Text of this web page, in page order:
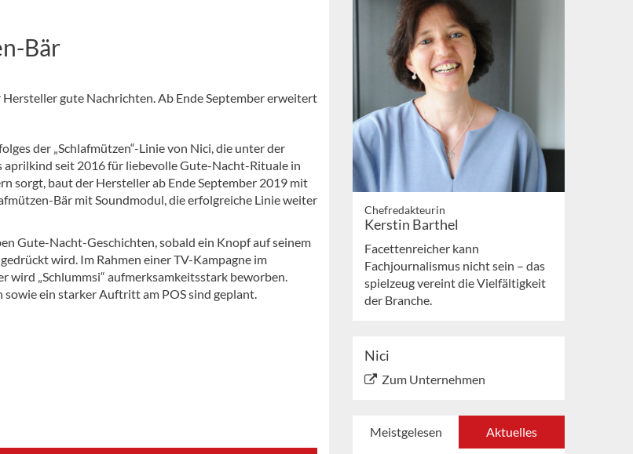
Bär
gute Nachrichten. Ab Ende September erweitert
der „Schlafmützen“-Linie von Nici, die unter der
aprilkind seit 2016 für liebevolle Gute-Nacht-Rituale in
sorgt, baut der Hersteller ab Ende September 2019 mit
Bär mit Soundmodul, die erfolgreiche Linie weiter
Gute-Nacht-Geschichten, sobald ein Knopf auf seinem
wird. Im Rahmen einer TV-Kampagne im
wird „Schlummsi“ aufmerksamkeitsstark beworben.
ein starker Auftritt am POS sind geplant.
Chefredakteurin
Kerstin Barthel
Facettenreicher kann
Fachjournalismus nicht sein – das
spielzeug vereint die Vielfältigkeit
der Branche.
Nici
Zum Unternehmen
Meistgelesen Aktuelles